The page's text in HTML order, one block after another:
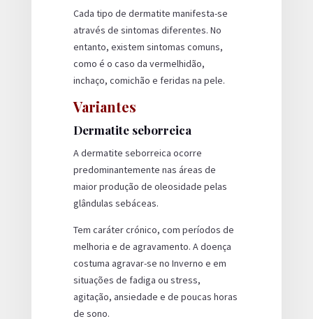
Cada tipo de dermatite manifesta-se
através de sintomas diferentes. No
entanto, existem sintomas comuns,
como é o caso da vermelhidão,
inchaço, comichão e feridas na pele.
Variantes
Dermatite seborreica
A dermatite seborreica ocorre
predominantemente nas áreas de
maior produção de oleosidade pelas
glândulas sebáceas.
Tem caráter crónico, com períodos de
melhoria e de agravamento. A doença
costuma agravar-se no Inverno e em
situações de fadiga ou stress,
agitação, ansiedade e de poucas horas
de sono.